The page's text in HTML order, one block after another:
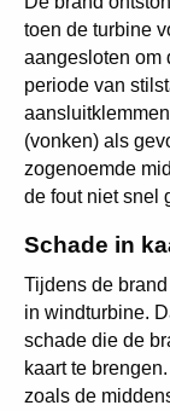
toen de turbine
aangesloten om
periode van
(vonken) als
zogenoemde
de fout niet snel
Schade in
Tijdens de
in windturbine.
schade die de
kaart te
zoals de